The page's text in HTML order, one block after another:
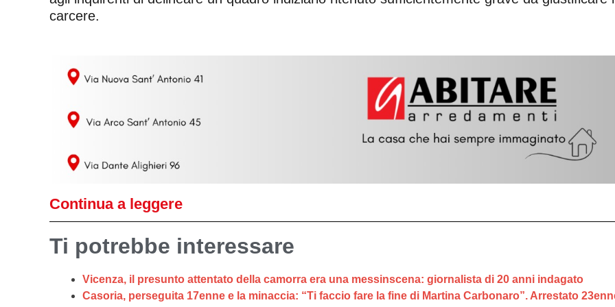
carcere.
Continua a leggere
Ti potrebbe interessare
Vicenza, il presunto attentato della camorra era una messinscena: giornalista di 20 anni indagato
Casoria, perseguita 17enne e la minaccia: “Ti faccio fare la fine di Martina Carbonaro”. Arrestato